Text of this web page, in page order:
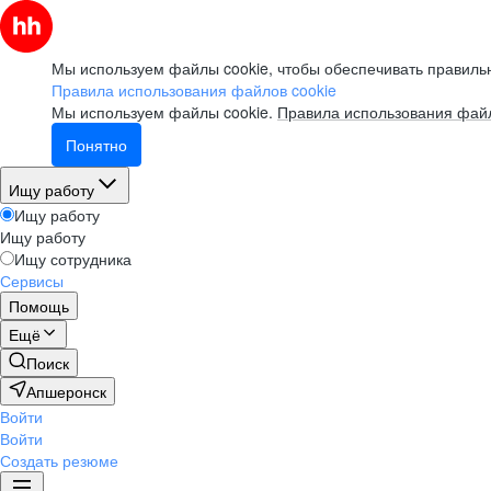
Мы используем файлы cookie, чтобы обеспечивать
Правила использования файлов cookie
Мы используем файлы cookie. Правила использования
Понятно
Ищу работу
Ищу работу
Ищу работу
Ищу сотрудника
Сервисы
Помощь
Ещё
Поиск
Апшеронск
Войти
Войти
Создать резюме